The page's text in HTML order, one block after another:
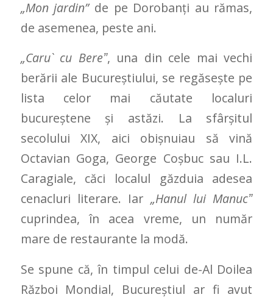
„Mon jardin”de pe Dorobanţi au rămas,
de asemenea, peste ani.
„Caru` cu Bereˮ, una din cele mai vechi
berării ale Bucureştiului, se regăseşte pe
lista celor mai căutate localuri
bucureştene şi astăzi. La sfârşitul
secolului XIX, aici obişnuiau să vină
Octavian Goga, George Coşbuc sau I.L.
Caragiale, căci localul găzduia adesea
cenacluri literare. Iar „Hanul lui Manucˮ
cuprindea, în acea vreme, un număr
mare de restaurante la modă.
Se spune că, în timpul celui de-Al Doilea
Război Mondial, Bucureştiul ar fi avut